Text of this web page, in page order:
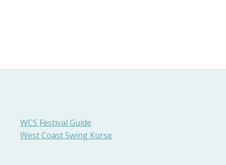
WCS Festival Guide
West Coast Swing Kurse